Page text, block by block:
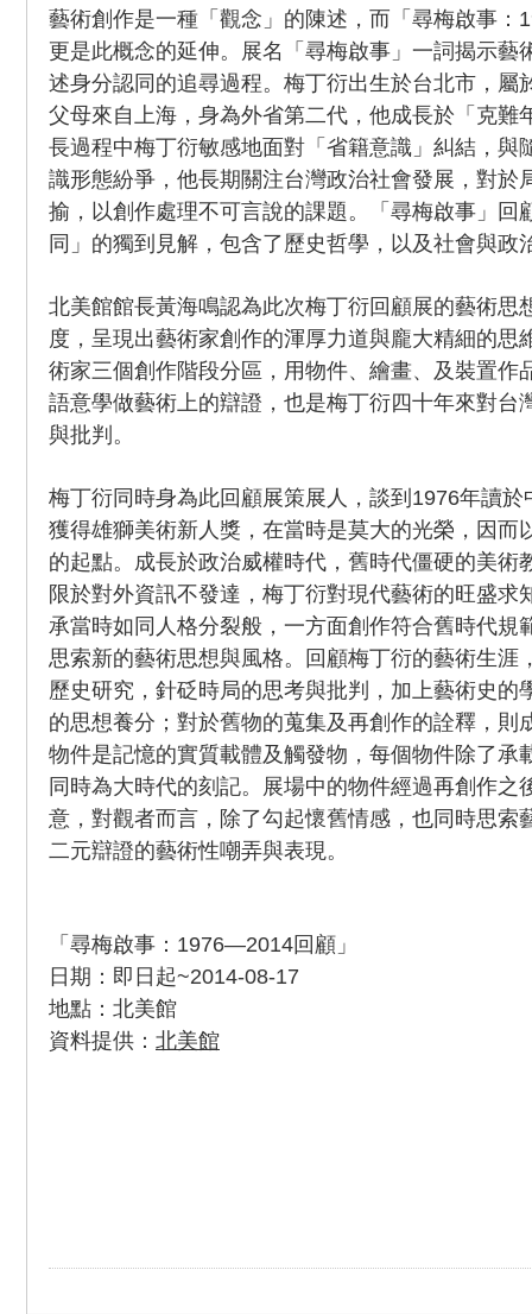
藝術創作是一種「觀念」的陳述，而「尋梅啟事
更是此概念的延伸。展名「尋梅啟事」一詞揭示藝
述身分認同的追尋過程。梅丁衍出生於台北市，屬
父母來自上海，身為外省第二代，他成長於「克難
長過程中梅丁衍敏感地面對「省籍意識」糾結，與
識形態紛爭，他長期關注台灣政治社會發展，對於
揄，以創作處理不可言說的課題。「尋梅啟事」回
同」的獨到見解，包含了歷史哲學，以及社會與政
北美館館長黃海鳴認為此次梅丁衍回顧展的藝術思
度，呈現出藝術家創作的渾厚力道與龐大精細的思
術家三個創作階段分區，用物件、繪畫、及裝置作
語意學做藝術上的辯證，也是梅丁衍四十年來對台
與批判。
梅丁衍同時身為此回顧展策展人，談到1976年讀
獲得雄獅美術新人獎，在當時是莫大的光榮，因而
的起點。成長於政治威權時代，舊時代僵硬的美術
限於對外資訊不發達，梅丁衍對現代藝術的旺盛求
承當時如同人格分裂般，一方面創作符合舊時代規
思索新的藝術思想與風格。回顧梅丁衍的藝術生涯
歷史研究，針砭時局的思考與批判，加上藝術史的
的思想養分；對於舊物的蒐集及再創作的詮釋，則
物件是記憶的實質載體及觸發物，每個物件除了承
同時為大時代的刻記。展場中的物件經過再創作之
意，對觀者而言，除了勾起懷舊情感，也同時思索
二元辯證的藝術性嘲弄與表現。
「尋梅啟事：1976—2014回顧」
日期：即日起~2014-08-17
地點：北美館
資料提供： 北美館